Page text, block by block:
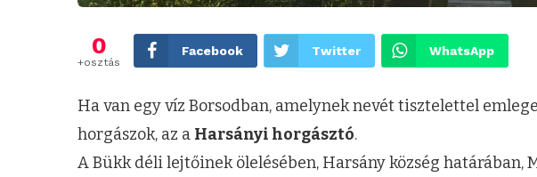
0
+osztás
Facebook Twitter WhatsApp
Ha van egy víz Borsodban, amelynek nevét tisztelettel
horgászok, az a Harsányi horgásztó.
A Bükk déli lejtőinek ölelésében, Harsány község